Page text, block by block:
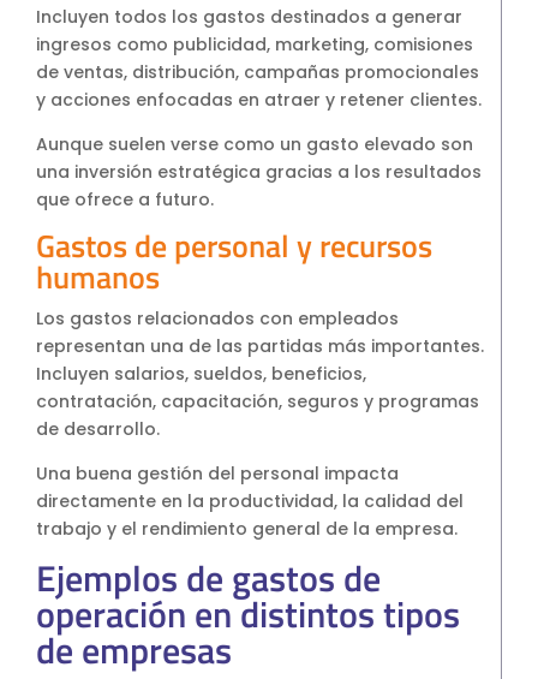
Incluyen todos los gastos destinados a generar
ingresos como publicidad, marketing, comisiones
de ventas, distribución, campañas promocionales
y acciones enfocadas en atraer y retener clientes.
Aunque suelen verse como un gasto elevado son
una inversión estratégica gracias a los resultados
que ofrece a futuro.
Gastos de personal y recursos
humanos
Los gastos relacionados con empleados
representan una de las partidas más importantes.
Incluyen salarios, sueldos, beneficios,
contratación, capacitación, seguros y programas
de desarrollo.
Una buena gestión del personal impacta
directamente en la productividad, la calidad del
trabajo y el rendimiento general de la empresa.
Ejemplos de gastos de
operación en distintos tipos
de empresas